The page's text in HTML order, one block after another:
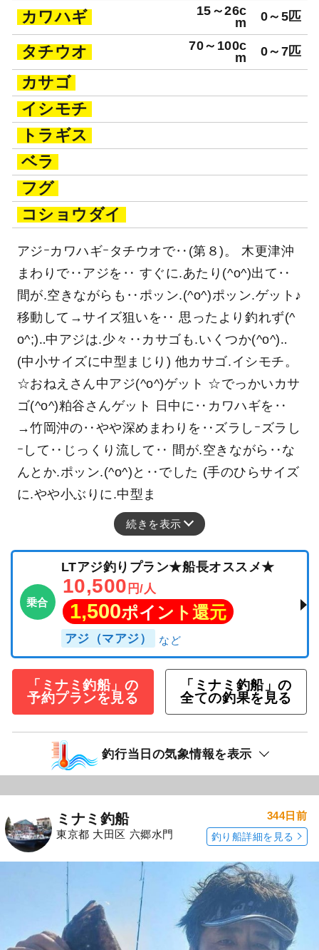
カワハギ
15～26c
m
0～5匹
タチウオ
70～100c
m
0～7匹
カサゴ
イシモチ
トラギス
ベラ
フグ
コショウダイ
アジｰカワハギｰタチウオで‥(第８)。 木更津沖
まわりで‥アジを‥ すぐに.あたり(^o^)出て‥
間が.空きながらも‥ポッン.(^o^)ポッン.ゲット♪
移動して→サイズ狙いを‥ 思ったより釣れず(^
o^;)‥中アジは.少々‥カサゴも.いくつか(^o^)‥
(中小サイズに中型まじり) 他カサゴ.イシモチ。
☆おねえさん中アジ(^o^)ゲット ☆でっかいカサ
ゴ(^o^)粕谷さんゲット 日中に‥カワハギを‥
→竹岡沖の‥やや深めまわりを‥ズラしｰズラし
ｰして‥じっくり流して‥ 間が.空きながら‥な
んとか.ポッン.(^o^)と‥でした (手のひらサイズ
に.やや小ぶりに.中型ま
続きを表示
乗合
LTアジ釣りプラン★船長オススメ★
10,500 円/人
1,500ポイント還元
アジ（マアジ）
「ミナミ釣船」の
予約プランを見る
「ミナミ釣船」の
全ての釣果を見る
釣行当日の気象情報を表示
ミナミ釣船
東京都 大田区 六郷水門
344日前
釣り船詳細を見る